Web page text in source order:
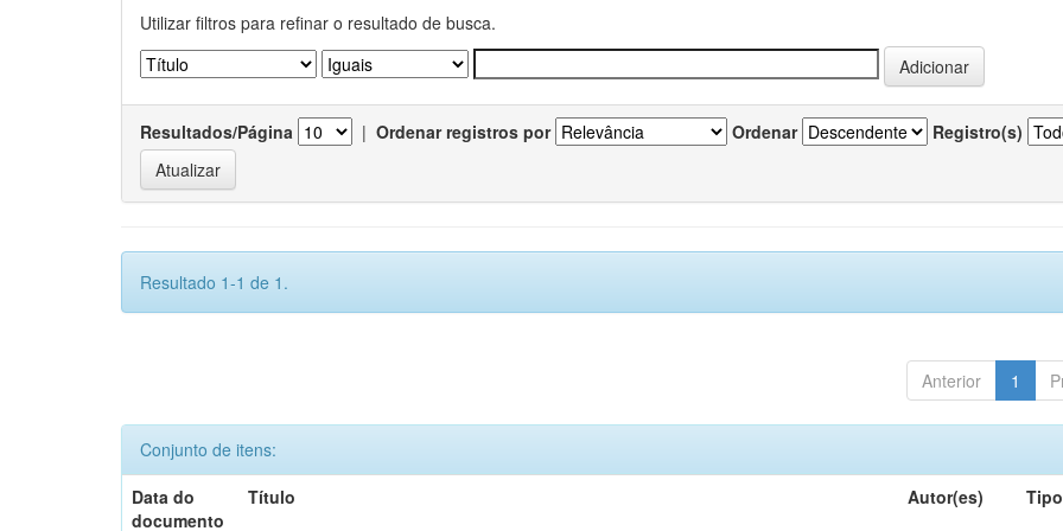
Utilizar filtros para refinar o resultado de busca.
Resultados/Página | Ordenar registros por Ordenar Registro(s)
Resultado 1-1 de 1.
Anterior 1
Conjunto de itens:
Data do
documento
Título Autor(es) Tipo